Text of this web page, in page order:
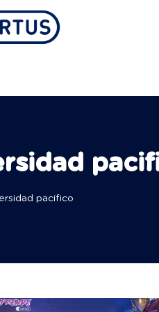
pacifico